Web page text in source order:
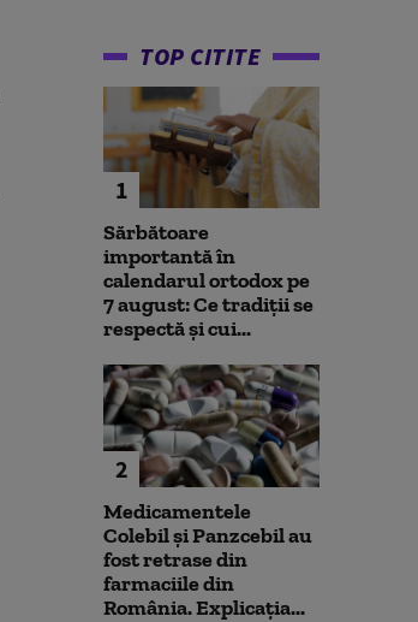
TOP CITITE
1
Sărbătoare
importantă în
calendarul ortodox pe
7 august: Ce tradiții se
respectă și cui...
2
Medicamentele
Colebil și Panzcebil au
fost retrase din
farmaciile din
România. Explicația...